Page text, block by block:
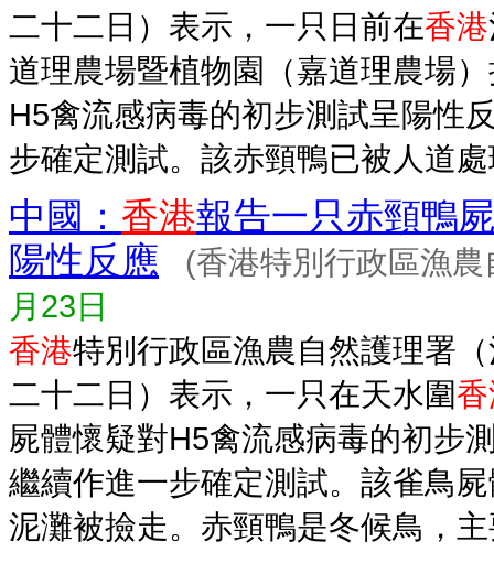
二十二日）表示，一只日前在香港
道理農場暨植物園（嘉道理農場
H5禽流感病毒的初步測試呈陽性
步確定測試。該赤頸鴨已被人道
中國： 香港報告一只赤頸鴨
陽性反應
(香港特別行政區漁
月23日
香港特別行政區漁農自然護理署
二十二日）表示，一只在天水圍
屍體懷疑對H5禽流感病毒的初步
繼續作進一步確定測試。該雀鳥
泥灘被撿走。赤頸鴨是冬候鳥，